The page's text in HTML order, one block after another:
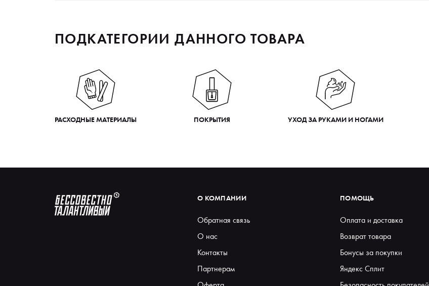
ПОДКАТЕГОРИИ ДАННОГО ТОВАРА
РАСХОДНЫЕ МАТЕРИАЛЫ ПОКРЫТИЯ УХОД ЗА РУКАМИ И НОГАМИ
О КОМПАНИИ
Обратная связь
О нас
Контакты
Партнерам
ПОМОЩЬ
Оплата и доставка
Возврат товара
Бонусы за покупки
Яндекс Сплит